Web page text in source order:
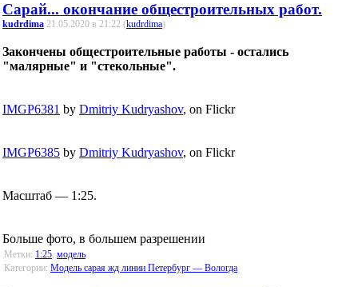
Сарай... окончание общестроительных работ.
kudrdima 21.05.2020 в 21:22 (kudrdima)
Закончены общестроительные работы - остались
"малярные" и "стекольные".
IMGP6381 by Dmitriy Kudryashov, on Flickr
IMGP6385 by Dmitriy Kudryashov, on Flickr
Масштаб — 1:25.
Больше фото, в большем разрешении
Метки: 1:25, модель
Категории: Модель сарая жд линии Петербург — Вологда